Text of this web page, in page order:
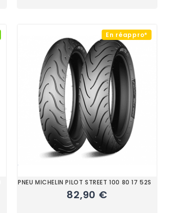
En réappro*
PNEU MICHELIN PILOT STREET 100 80 17 52S
82,90 €